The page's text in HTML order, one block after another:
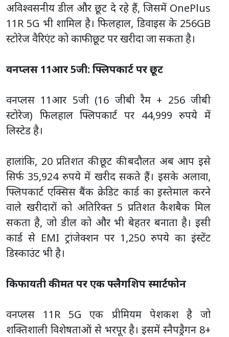
अविश्वसनीय डील और छूट दे रहे हैं, जिसमें OnePlus
11R 5G भी शामिल है। फिलहाल, डिवाइस के 256GB
स्टोरेज वैरिएंट को काफी छूट पर खरीदा जा सकता है।
वनप्लस 11आर 5जी: फ्लिपकार्ट पर छूट
वनप्लस 11आर 5जी (16 जीबी रैम + 256 जीबी
स्टोरेज) फिलहाल फ्लिपकार्ट पर 44,999 रुपये में
लिस्टेड है।
हालांकि, 20 प्रतिशत की छूट की बदौलत अब आप इसे
सिर्फ 35,924 रुपये में खरीद सकते हैं। इसके अलावा,
फ्लिपकार्ट एक्सिस बैंक क्रेडिट कार्ड का इस्तेमाल करने
वाले खरीदारों को अतिरिक्त 5 प्रतिशत कैशबैक मिल
सकता है, जो डील को और भी बेहतर बनाता है। इसी
कार्ड से EMI ट्रांजेक्शन पर 1,250 रुपये का इंस्टेंट
डिस्काउंट भी है।
किफायती कीमत पर एक फ्लैगशिप स्मार्टफोन
वनप्लस 11R 5G एक प्रीमियम पेशकश है जो
शक्तिशाली विशेषताओं से भरपूर है। इसमें स्नैपड्रैगन 8+